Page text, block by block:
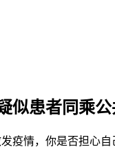
似患者同乘
疫情，你是否担心